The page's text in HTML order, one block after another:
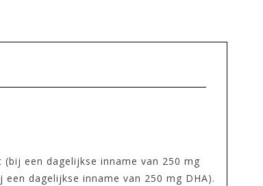
een dagelijkse inname van 250 mg
dagelijkse inname van 250 mg DHA).